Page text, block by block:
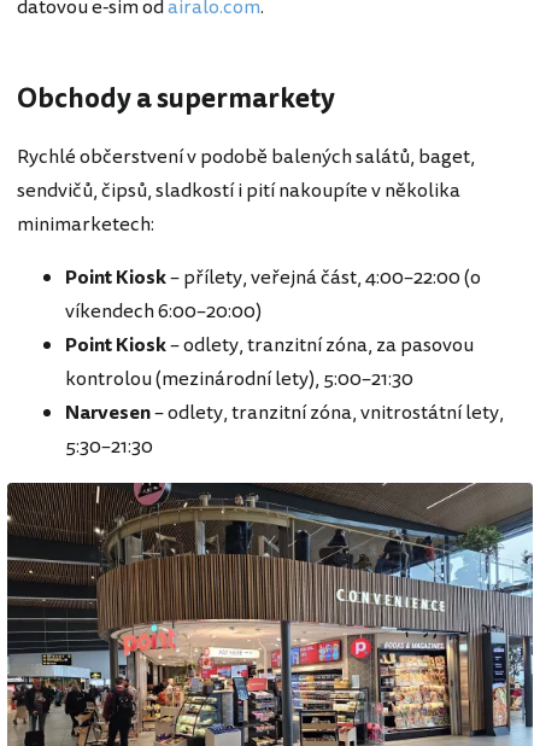
datovou e-sim odairalo.com.
Obchody a supermarkety
Rychlé občerstvení v podobě balených salátů, baget,
sendvičů, čipsů, sladkostí i pití nakoupíte v několika
minimarketech:
PointKiosk– přílety, veřejná část, 4:00–22:00 (o
víkendech 6:00–20:00)
PointKiosk– odlety, tranzitní zóna, za pasovou
kontrolou (mezinárodní lety), 5:00–21:30
Narvesen– odlety, tranzitní zóna, vnitrostátní lety,
5:30–21:30